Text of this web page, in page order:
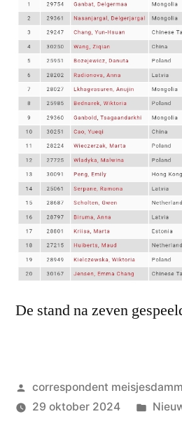
De stand na zeven
Geplaatst
door
correspondent
29 oktober 2024